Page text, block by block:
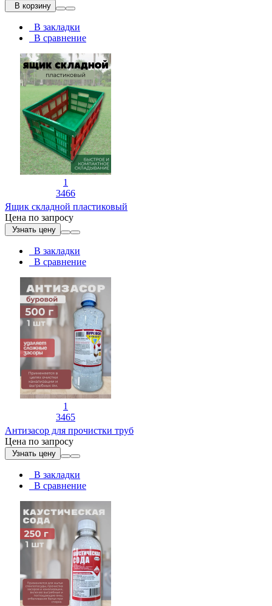
В корзину
В закладки
В сравнение
1
3466
Ящик складной пластиковый
Цена по запросу
Узнать цену
В закладки
В сравнение
1
3465
Антизасор для прочистки труб
Цена по запросу
Узнать цену
В закладки
В сравнение